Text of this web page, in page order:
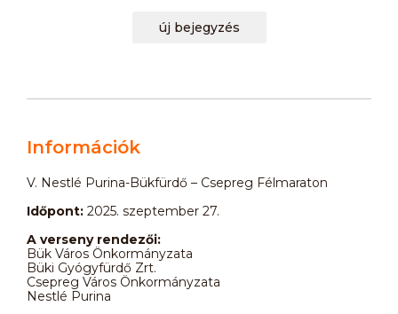
új bejegyzés
Információk
V. Nestlé Purina-Bükfürdő – Csepreg Félmaraton
Időpont: 2025. szeptember 27.
A verseny rendezői:
Bük Város Önkormányzata
Büki Gyógyfürdő Zrt.
Csepreg Város Önkormányzata
Nestlé Purina